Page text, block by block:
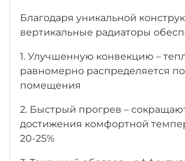
Благодаря уникальной
вертикальные радиаторы
1. Улучшенную конвекцию –
равномерно распределяется
помещения
2. Быстрый прогрев –
достижения комфортной
20-25%